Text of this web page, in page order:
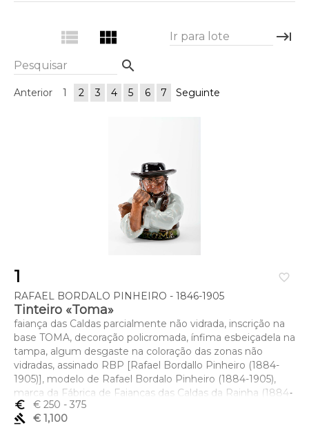
view_list view_module Ir para lote keyboard_tab
Pesquisar search
Anterior 1 2 3 4 5 6 7 Seguinte
favorite_border
1
RAFAEL BORDALO PINHEIRO - 1846-1905
Tinteiro «Toma»
faiança das Caldas parcialmente não vidrada, inscrição na
base TOMA, decoração policromada, ínfima esbeiçadela na
tampa, algum desgaste na coloração das zonas não
vidradas, assinado RBP [Rafael Bordallo Pinheiro (1884-
1905)], modelo de Rafael Bordalo Pinheiro (1884-1905),
marca da Fábrica de Faianças das Caldas da Rainha (1884-
1908), datado de 1907
Dimensões (altura x comprimento x largura) - 11,3 cm
euro_symbol € 250 - 375
gavel
€ 1,100